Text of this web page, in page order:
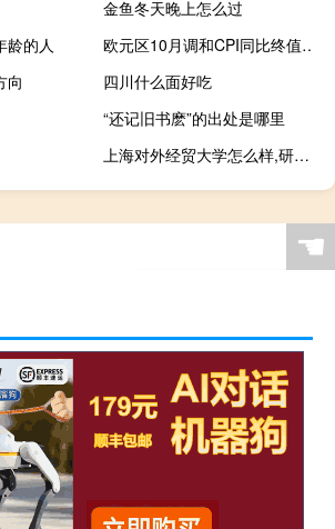
金鱼冬天晚上怎么过
龄的人
欧元区10月调和CPI同比终值 2.9%预期 2.9%初值由 2.9% 修正为 4.3%
向
四川什么面好吃
“还记旧书麽”的出处是哪里
上海对外经贸大学怎么样,研究生好考吗 对外经贸大学研究生
☚